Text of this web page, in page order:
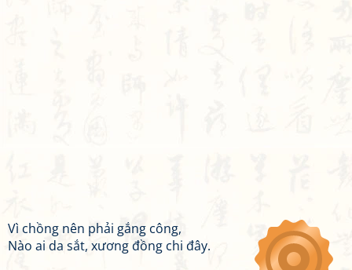
Vì chồng nên phải gắng công,
Nào ai da sắt, xương đồng chi đây.